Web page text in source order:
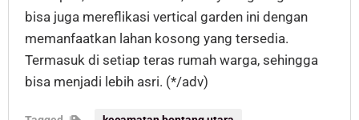
bisa juga mereflikasi vertical garden ini dengan
memanfaatkan lahan kosong yang tersedia.
Termasuk di setiap teras rumah warga, sehingga
bisa menjadi lebih asri. (*/adv)